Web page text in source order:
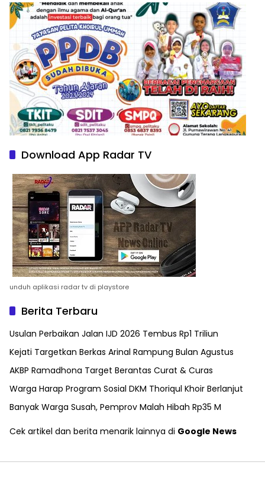
Download App Radar TV
unduh aplikasi radar tv di playstore
Berita Terbaru
Usulan Perbaikan Jalan IJD 2026 Tembus Rp1 Triliun
Kejati Targetkan Berkas Arinal Rampung Bulan Agustus
AKBP Ramadhona Target Berantas Curat & Curas
Warga Harap Program Sosial DKM Thoriqul Khoir Berlanjut
Banyak Warga Susah, Pemprov Malah Hibah Rp35 M
Cek artikel dan berita menarik lainnya di Google News